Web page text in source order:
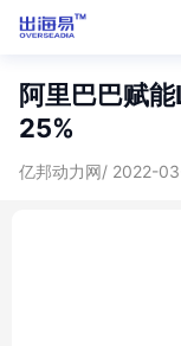
阿里巴巴赋
25%
亿邦动力网/ 2022-